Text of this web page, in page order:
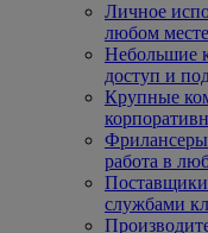
Личное
любом месте
Небольшие
доступ и
Крупные
работа в
службами